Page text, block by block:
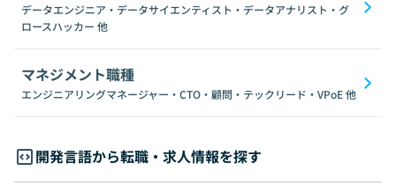
データエンジニア・データサイエンティスト・データアナリスト・グ
ロースハッカー 他
マネジメント職種
エンジニアリングマネージャー・CTO・顧問・テックリード・VPoE他
開発言語から転職・求人情報を探す